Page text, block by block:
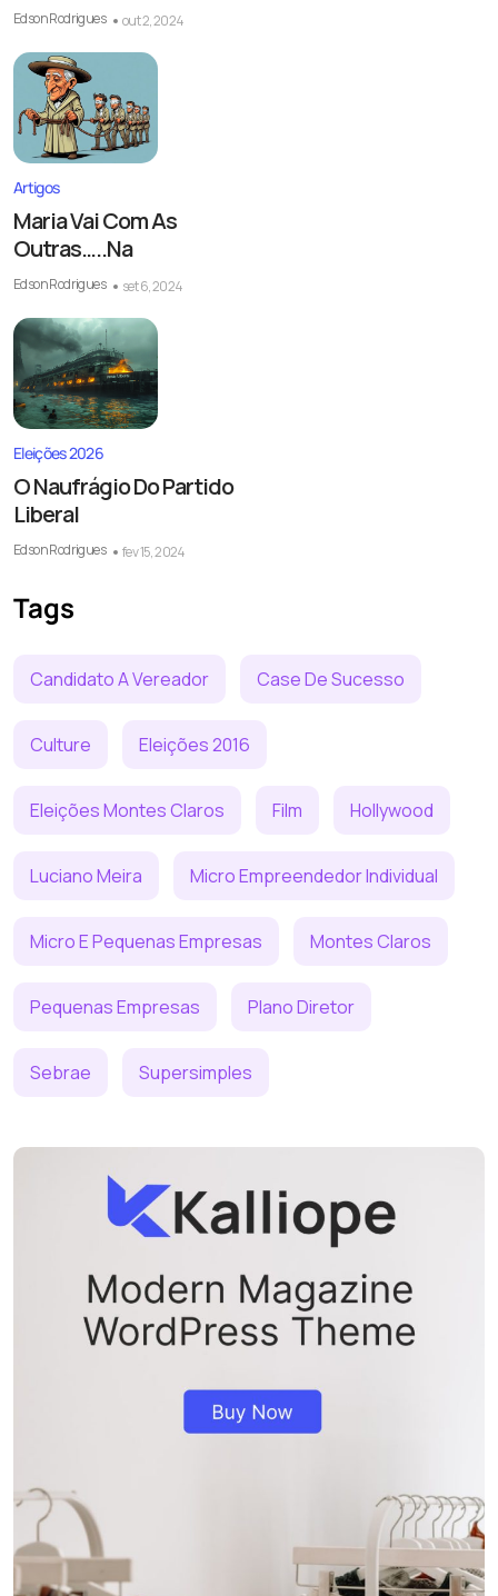
Edson Rodrigues out 2, 2024
Artigos
Maria Vai Com As
Outras…..Na
Edson Rodrigues set 6, 2024
Eleições 2026
O Naufrágio Do Partido
Liberal
Edson Rodrigues fev 15, 2024
Tags
Candidato A Vereador Case De Sucesso
Culture Eleições 2016
Eleições Montes Claros Film Hollywood
Luciano Meira Micro Empreendedor Individual
Micro E Pequenas Empresas Montes Claros
Pequenas Empresas Plano Diretor
Sebrae Supersimples